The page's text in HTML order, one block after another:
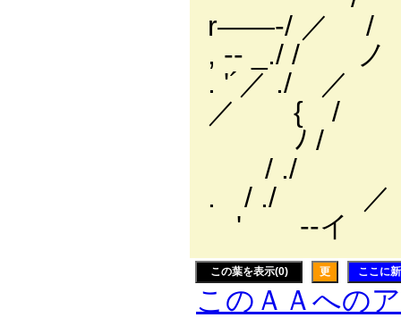
r――‐/
, -‐ _./
. '´／
／ {
ﾉ /
/ ./
. / ./ ／
' ゝ--
この葉を表示(0) 更 ここに
このＡＡへの